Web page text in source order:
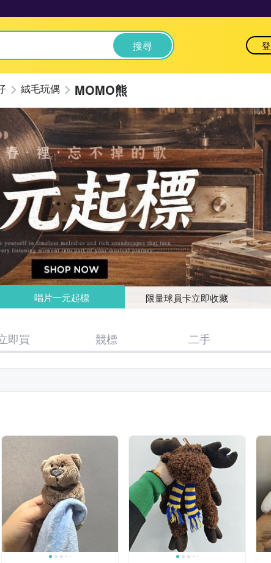
搜尋
絨毛玩偶 MOMO熊
唱片一元起標 限量球員卡立即收藏
即買 競標 二手